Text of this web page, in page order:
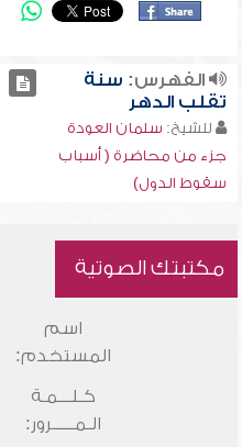
الفهرس: سنة
تقلب الدهر
للشيخ: سلمان العودة
جزء من محاضرة ( أسباب
سقوط الدول)
مكتبتك الصوتية
اسم
المستخدم:
كـلـــمـة
الـمـــــرور: